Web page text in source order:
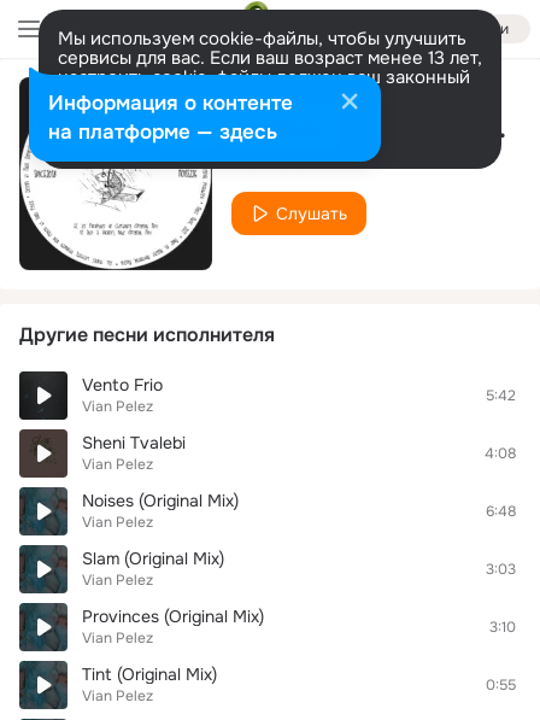
Войти
Мы используем cookie-файлы, чтобы улучшить
сервисы для вас. Если ваш возраст менее 13 лет,
настроить cookie-файлы должен ваш законный
представитель. Больше информации
Разрешить все Настроить Les Parapluies de Cherbourg
Vian Pelez
Слушать
Другие песни исполнителя
Vento Frio
Vian Pelez
5:42
Sheni Tvalebi
Vian Pelez
4:08
Noises (Original Mix)
Vian Pelez
6:48
Slam (Original Mix)
Vian Pelez
3:03
Provinces (Original Mix)
Vian Pelez
3:10
Tint (Original Mix)
Vian Pelez
0:55
Информация о контенте
на платформе — здесь